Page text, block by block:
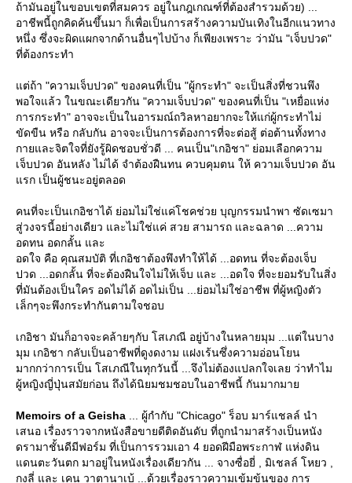
ถ้ามันอยู่ในขอบเขตที่สมควร อยู่ในกฎเกณฑ์ที่ต้องสำรวมด้วย) ...
อาชีพนี้ถูกคิดค้นขึ้นมา ก็เพื่อเป็นการสร้างความบันเทิงในอีกแนวทาง
หนึ่ง ซึ่งจะผิดแผกจากด้านอื่นๆไปบ้าง ก็เพียงเพราะ ว่ามัน "เจ็บปวด"
ที่ต้องกระทำ
ต่ถ้า "ความเจ็บปวด" ของคนที่เป็น "ผู้กระทำ" จะเป็นสิ่งที่ชวนพึง
พอใจแล้ว ในขณะเดียวกัน "ความเจ็บปวด" ของคนที่เป็น "เหยื่อแห่ง
การกระทำ" อาจจะเป็นในอารมณ์ถวิลหาอยากจะให้แก่ผู้กระทำไม่
ขัดขืน หรือ กลับกัน อาจจะเป็นการต้องการที่จะต่อสู้ ต่อต้านทั้งทาง
กายและจิตใจที่ยังรู้ผิดชอบชั่วดี ... คนเป็น"เกอิชา" ย่อมเลือกความ
เจ็บปวด อันหลัง ไม่ได้ จำต้องฝืนทน ควบคุมตน ให้ ความเจ็บปวด อัน
รก เป็นผู้ชนะอยู่ตลอด
คนที่จะเป็นเกอิชาได้ ย่อมไม่ใช่แค่โชคช่วย บุญกรรมนำพา ซัดเซมา
สู่วงจรนี้อย่างเดียว และไม่ใช่แค่ สวย สามารถ และฉลาด ...ความ
อดทน อดกลั้น และ
อดใจ คือ คุณสมบัติ ที่เกอิชาต้องพึงทำให้ได้ ...อดทน ที่จะต้องเจ็บ
ปวด ...อดกลั้น ที่จะต้องฝืนใจไม่ให้เจ็บ และ ...อดใจ ที่จะยอมรับในสิ่ง
ที่มันต้องเป็นใคร อดไม่ได้ อดไม่เป็น ...ย่อมไม่ใช่อาชีพ ที่ผู้หญิงตัว
เล็กๆจะพึงกระทำกันตามใจชอบ
เกอิชา มันก็อาจจะคล้ายๆกับ โสเภณี อยู่บ้างในหลายมุม ...แต่ในบาง
มุม เกอิชา กลับเป็นอาชีพที่ดูงดงาม แฝงเร้นซึ่งความอ่อนโยน
มากกว่าการเป็น โสเภณีในทุกวันนี้ ...จึงไม่ต้องแปลกใจเลย ว่าทำไม
ผู้หญิงญี่ปุ่นสมัยก่อน ถึงได้นิยมชมชอบในอาชีพนี้ กันมากมา
Memoirs of a Geisha ... ผู้กำกับ "Chicago" ร็อบ มาร์แชลล์ นำ
เสนอ เรื่องราวจากหนังสือขายดีติดอันดับ ที่ถูกนำมาสร้างเป็นหนัง
ดรามาชั้นดีมีฟอร์ม ที่เป็นการรวมเอา 4 ยอดฝีมือพระกาฬ แห่งดิน
ดนตะวันตก มาอยู่ในหนังเรื่องเดียวกัน ... จางซื่อยี่ , มิเชลล์ โหยว ,
กงลี่ และ เคน วาตานาเบ้ ...ด้วยเรื่องราวความเข้มข้นของ การ